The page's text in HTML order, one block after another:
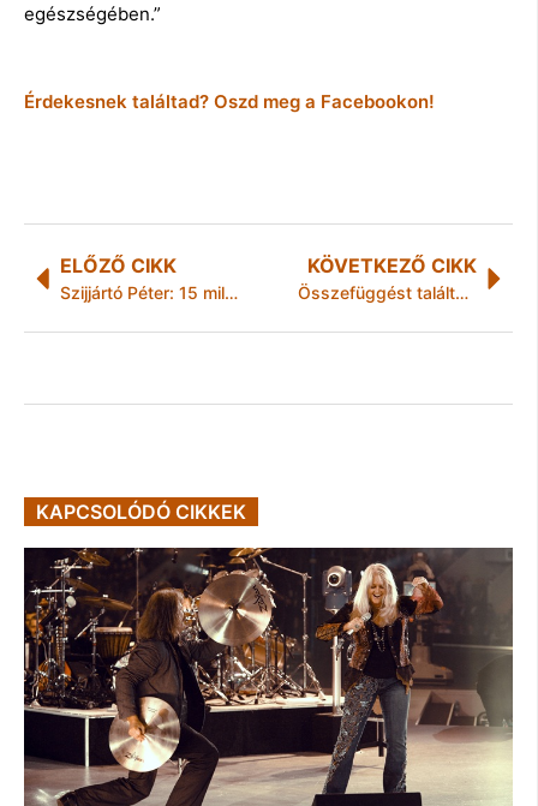
egészségében.”
Érdekesnek találtad? Oszd meg a Facebookon!
ELŐZŐ CIKK
Szijjártó Péter: 15 milliárd forintos beruházással 170 új munkahely jön létre Pécsen
KÖVETKEZŐ CIKK
Összefüggést találtak az egyik leggyakoribb szexuális úton terjedő betegség és a méhnyakrák között
KAPCSOLÓDÓ CIKKEK